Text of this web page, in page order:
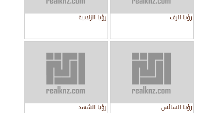
رؤيا الرف رؤيا الزلابية
رؤيا السائس رؤيا الشهد